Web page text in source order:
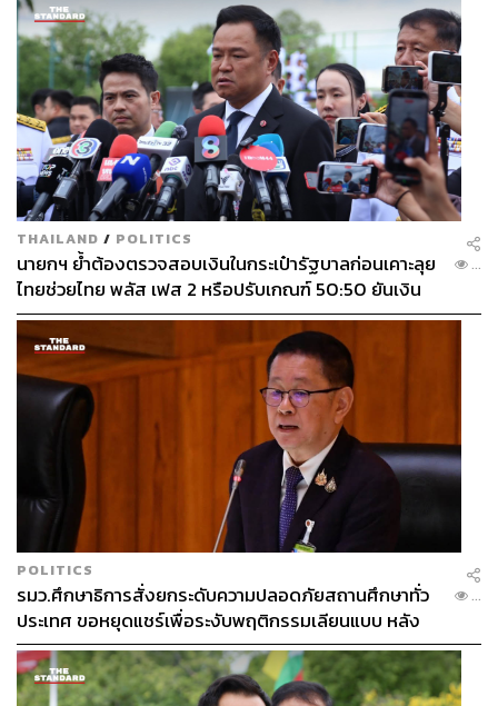
THAILAND / POLITICS
นายกฯ ย้ำต้องตรวจสอบเงินในกระเป๋ารัฐบาลก่อนเคาะลุย
ไทยช่วยไทย พลัส เฟส 2 หรือปรับเกณฑ์ 50:50 ยันเงิน
คงคลังรัฐบาลแข็งแรง
...
POLITICS
รมว.ศึกษาธิการสั่งยกระดับความปลอดภัยสถานศึกษาทั่ว
ประเทศ ขอหยุดแชร์เพื่อระงับพฤติกรรมเลียนแบบ หลัง
เหตุยิงในโรงเรียน
...